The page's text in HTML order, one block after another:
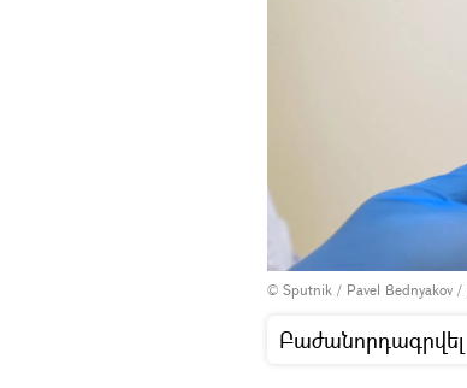
© Sputnik / Pavel Bednyakov /
Բաժանորդագրվել